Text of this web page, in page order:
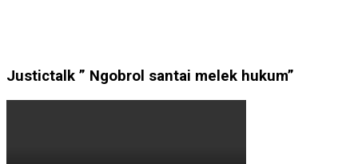
Justictalk ” Ngobrol santai melek hukum”